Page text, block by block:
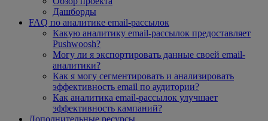
Дашборды
FAQ по аналитике email-рассылок
Какую аналитику email-рассылок предоставляет
Pushwoosh?
Могу ли я экспортировать данные своей email-
аналитики?
Как я могу сегментировать и анализировать
эффективность email по аудитории?
Как аналитика email-рассылок улучшает
эффективность кампаний?
Дополнительные ресурсы